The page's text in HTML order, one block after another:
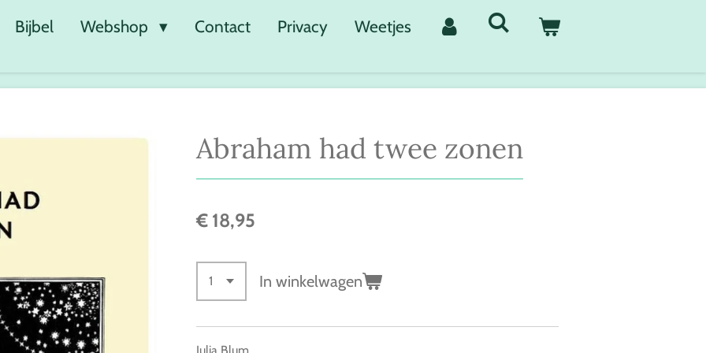
Bijbel Webshop Contact Privacy Weetjes
Abraham had twee zonen
€ 18,95
In winkelwagen